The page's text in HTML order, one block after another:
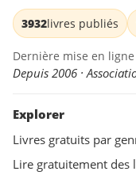
3932livres publiés
Dernière mise en ligne
Depuis 2006 ·
Explorer
Livres gratuits par
Lire gratuitement des